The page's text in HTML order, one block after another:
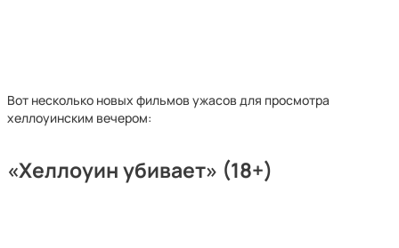
Вот несколько новых фильмов ужасов для просмотра
хеллоуинским вечером:
«Хеллоуин убивает» (18+)